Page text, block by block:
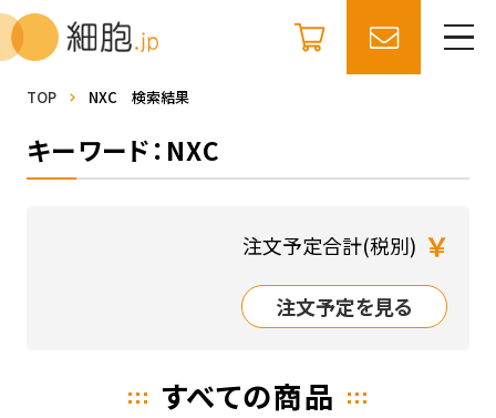
TOP NXC 検索結果
キーワード：NXC
注文予定合計(税別) ￥
注文予定を見る
すべての商品